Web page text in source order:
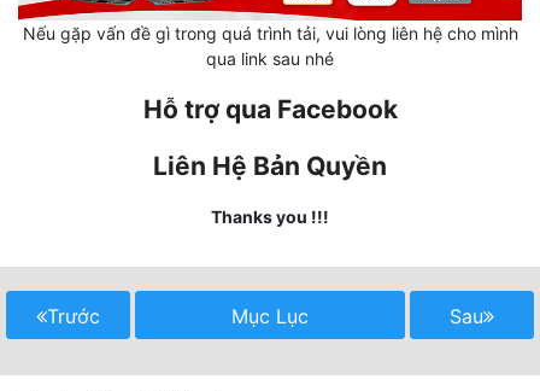
Lịch Sử
Nếu gặp vấn đề gì trong quá trình tải, vui lòng liên hệ cho mình
qua link sau nhé
Hỗ trợ qua Facebook
Liên Hệ Bản Quyền
Thanks you !!!
Trước Mục Lục Sau